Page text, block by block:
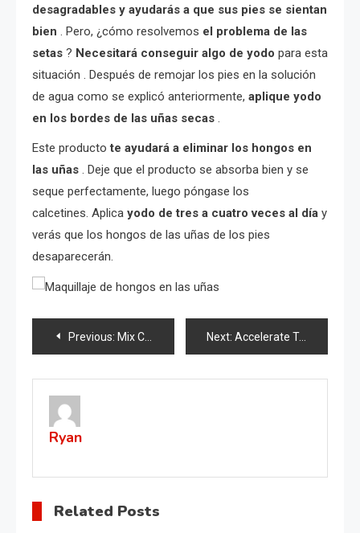
desagradables y ayudarás a que sus pies se sientan
bien . Pero, ¿cómo resolvemos el problema de las
setas ? Necesitará conseguir algo de yodo para esta
situación . Después de remojar los pies en la solución
de agua como se explicó anteriormente, aplique yodo
en los bordes de las uñas secas .
Este productote ayudará a eliminar los hongos en
las uñas . Deje que el producto se absorba bien y se
seque perfectamente, luego póngase los
calcetines. Aplica yodo de tres a cuatro veces al día y
verás que los hongos de las uñas de los pies
desaparecerán.
Post
navigation
Previous: Mix Cloves with lemon : The Secret Nobody Will Ever Tell You Next: Accelerate Tomato Growth A Few Drops Under the Root for Speedy Results!
Ryan
Related Posts